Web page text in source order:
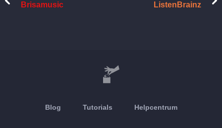
Brisamusic ListenBrainz
Blog Tutorials Helpcentrum